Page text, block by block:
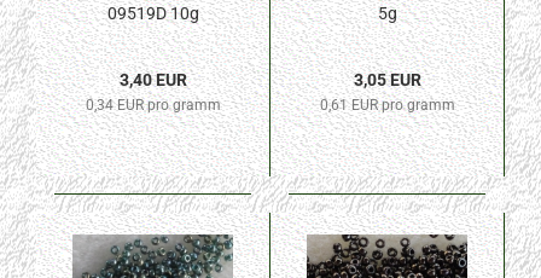
09519D 10g
3,40 EUR
0,34 EUR pro gramm
5g
3,05 EUR
0,61 EUR pro gramm